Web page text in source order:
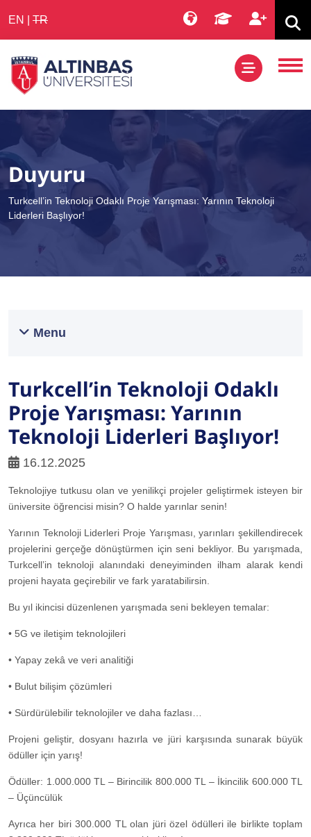
EN TR
Duyuru
Turkcell’in Teknoloji Odaklı Proje Yarışması: Yarının Teknoloji
Liderleri Başlıyor!
Menu
Turkcell’in Teknoloji Odaklı
Proje Yarışması: Yarının
Teknoloji Liderleri Başlıyor!
16.12.2025
Teknolojiye tutkusu olan ve yenilikçi projeler geliştirmek isteyen bir
üniversite öğrencisi misin? O halde yarınlar senin!
Yarının Teknoloji Liderleri Proje Yarışması, yarınları şekillendirecek
projelerini gerçeğe dönüştürmen için seni bekliyor. Bu yarışmada,
Turkcell’in teknoloji alanındaki deneyiminden ilham alarak kendi
projeni hayata geçirebilir ve fark yaratabilirsin.
Bu yıl ikincisi düzenlenen yarışmada seni bekleyen temalar:
• 5G ve iletişim teknolojileri
• Yapay zekâ ve veri analitiği
• Bulut bilişim çözümleri
• Sürdürülebilir teknolojiler ve daha fazlası…
Projeni geliştir, dosyanı hazırla ve jüri karşısında sunarak büyük
ödüller için yarış!
Ödüller: 1.000.000 TL – Birincilik 800.000 TL – İkincilik 600.000 TL
– Üçüncülük
Ayrıca her biri 300.000 TL olan jüri özel ödülleri ile birlikte toplam